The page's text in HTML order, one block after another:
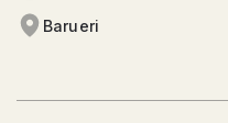
Barueri